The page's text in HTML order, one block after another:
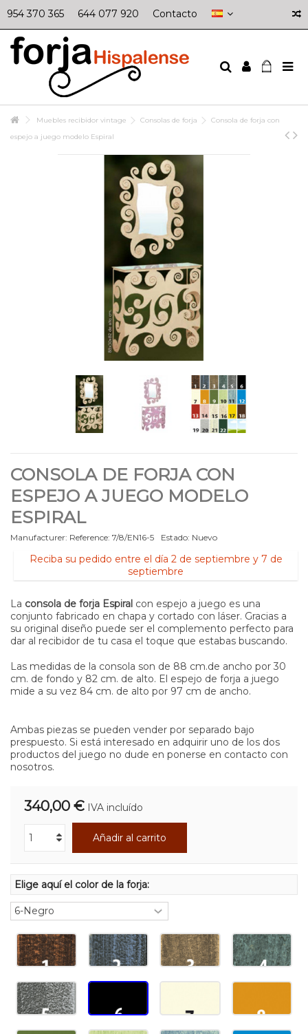
954 370 365 644 077 920 Contacto
Muebles recibidor vintage Consolas de forja
Consola de forja con
espejo a juego modelo Espiral
CONSOLA DE FORJA CON
ESPEJO A JUEGO MODELO
ESPIRAL
Manufacturer: Reference: 7/8/EN16-5 Estado: Nuevo
Reciba su pedido entre el día 2 de septiembre y 7 de
septiembre
La consola de forja Espiral con espejo a juego es una
conjunto fabricado en chapa y cortado con láser. Gracias a
su original diseño puede ser el complemento perfecto para
dar al recibidor de tu casa el toque que estabas buscando.
Las medidas de la consola son de 88 cm.de ancho por 30
cm. de fondo y 82 cm. de alto. El espejo de forja a juego
mide a su vez 84 cm. de alto por 97 cm de ancho.
Ambas piezas se pueden vender por separado bajo
prespuesto. Si está interesado en adquirir uno de los dos
productos del juego no dude en ponerse en contacto con
nosotros.
340,00 € IVA incluído
Añadir al carrito
Elige aquí el color de la forja: